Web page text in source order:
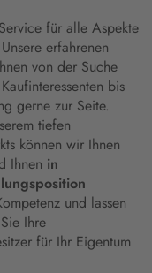
für alle Aspekte
erfahrenen
von der Suche
bis
gerne zur Seite.
tiefen
können wir Ihnen
Ihnen in
und lassen
Ihre
für Ihr Eigentum